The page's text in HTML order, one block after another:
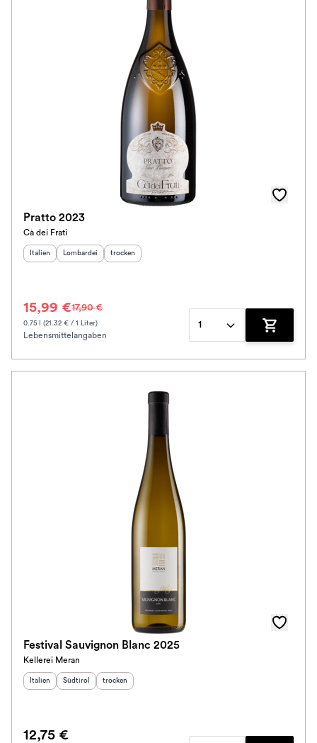
Pratto 2023
Cà dei Frati
Herkunftsland:
Italien Herkunftsregion:
Lombardei Geschmack
trocken
15,99 €17,90 €
0.75 l (21.32 € / 1 Liter)
Lebensmittelangaben
1
Zum
Festival Sauvignon Blanc 2025
Kellerei Meran
Herkunftsland:
Italien Herkunftsregion:
Südtirol Geschmack
trocken
12,75 €